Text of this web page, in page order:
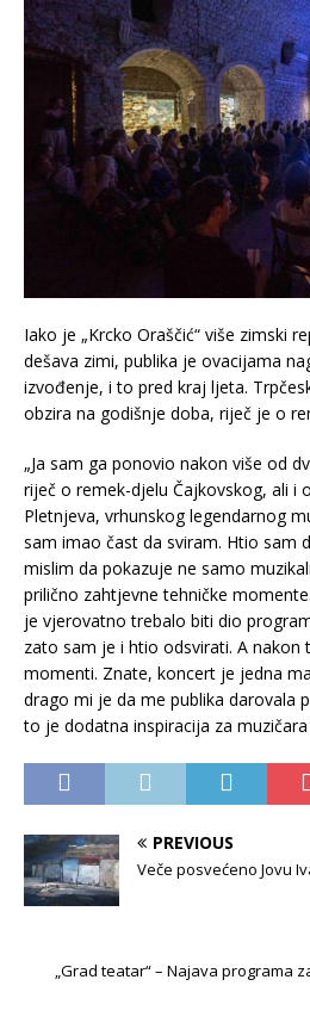
Iako je „Krcko Oraščić“ više zimski
dešava zimi, publika je ovacijama
izvođenje, i to pred kraj ljeta.
obzira na godišnje doba, riječ je o
„Ja sam ga ponovio nakon više od
riječ o remek-djelu Čajkovskog, ali i
Pletnjeva, vrhunskog legendarnog
sam imao čast da sviram. Htio sam
mislim da pokazuje ne samo
prilično zahtjevne tehničke
je vjerovatno trebalo biti dio
zato sam je i htio odsvirati. A nakon
momenti. Znate, koncert je jedna
drago mi je da me publika darovala
to je dodatna inspiracija za muzičara
PREVIOUS
Veče posvećeno Jovu
„Grad teatar“ – Najava programa